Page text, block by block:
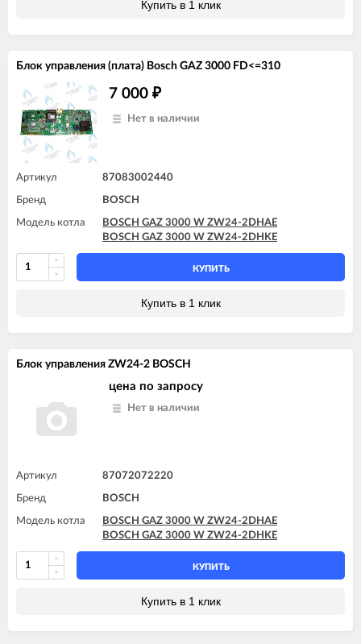
Купить в 1 клик
Блок управления (плата) Bosch GAZ 3000 FD<=310
7 000 ₽
Нет в наличии
Артикул 87083002440
Бренд BOSCH
Модель котла
BOSCH GAZ 3000 W ZW24-2DHAE
BOSCH GAZ 3000 W ZW24-2DHKE
КУПИТЬ
Купить в 1 клик
Блок управления ZW24-2 BOSCH
цена по запросу
Нет в наличии
Артикул 87072072220
Бренд BOSCH
Модель котла
BOSCH GAZ 3000 W ZW24-2DHAE
BOSCH GAZ 3000 W ZW24-2DHKE
КУПИТЬ
Купить в 1 клик